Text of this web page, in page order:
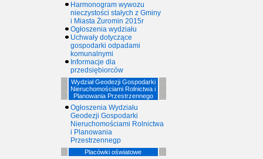
Harmonogram wywozu
nieczystości stałych z Gminy
i Miasta Żuromin 2015r
Ogłoszenia wydziału
Uchwały dotyczące
gospodarki odpadami
komunalnymi
Informacje dla
przedsiębiorców
Wydział Geodezji Gospodarki
Nieruchomościami Rolnictwa i
Planowania Przestrzennego
Ogłoszenia Wydziału
Geodezji Gospodarki
Nieruchomościami Rolnictwa
i Planowania
Przestrzennegp
Placówki oświatowe